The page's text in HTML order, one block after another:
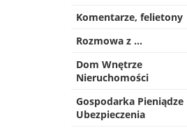
Komentarze, felietony
Rozmowa z …
Dom Wnętrze
Nieruchomości
Gospodarka Pieniądze
Ubezpieczenia